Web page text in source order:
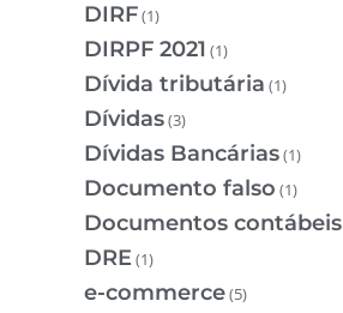
DIRF(1)
DIRPF 2021 (1)
Dívida tributária (1)
Dívidas(3)
Dívidas Bancárias(1)
Documento falso (1)
Documentos contábeis
DRE(1)
e-commerce(5)